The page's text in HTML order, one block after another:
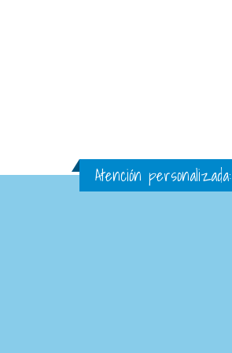
Atención personalizada: